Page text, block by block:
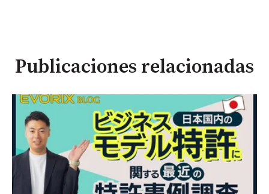
Publicaciones relacionadas